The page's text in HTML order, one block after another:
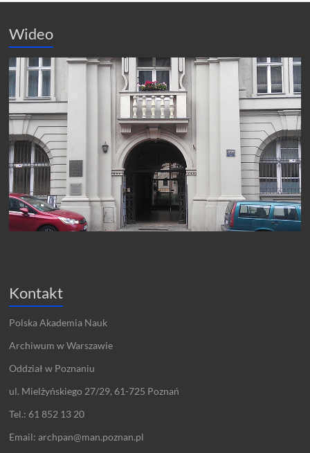
Wideo
Kontakt
Polska Akademia Nauk
Archiwum w Warszawie
Oddział w Poznaniu
ul. Mielżyńskiego 27/29, 61-725 Poznań
Tel.: 61 852 13 20
Email: archpan@man.poznan.pl